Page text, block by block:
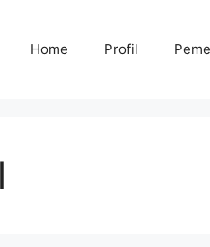
Home Profil